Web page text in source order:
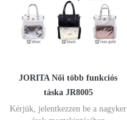
JORITA Női több funkciós
táska JR8005
Kérjük, jelentkezzen be a nagyker